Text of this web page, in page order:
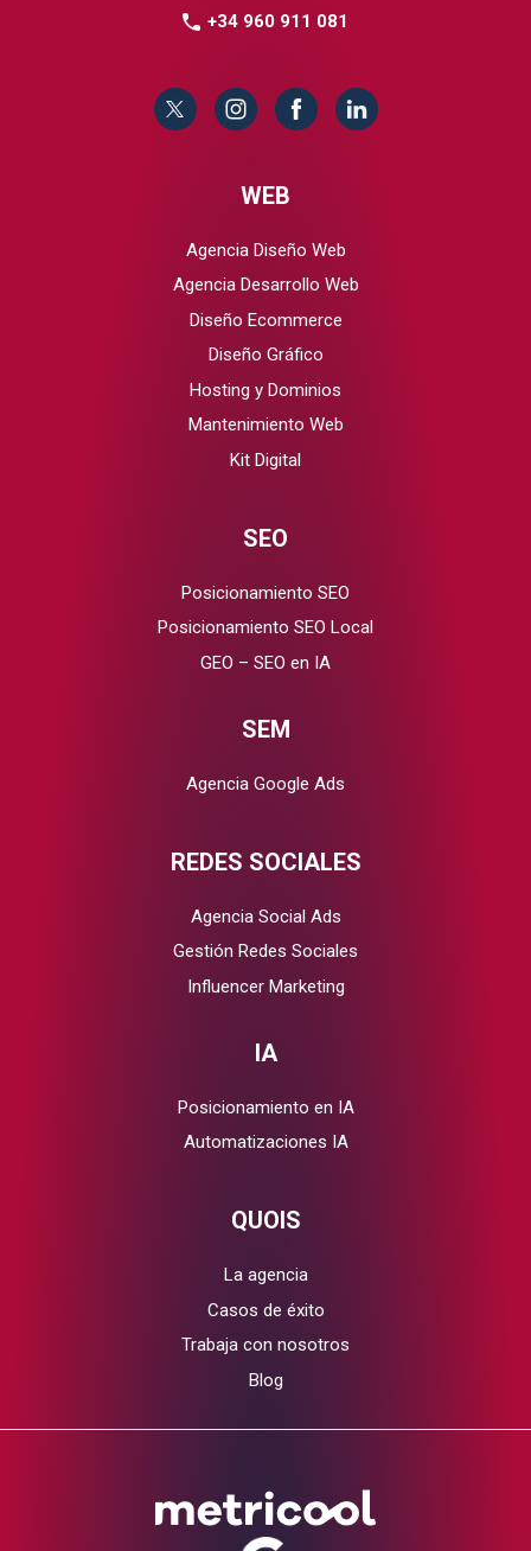
+34 960 911 081
WEB
Agencia Diseño Web
Agencia Desarrollo Web
Diseño Ecommerce
Diseño Gráfico
Hosting y Dominios
Mantenimiento Web
Kit Digital
SEO
Posicionamiento SEO
Posicionamiento SEO Local
GEO – SEO en IA
SEM
Agencia Google Ads
REDES SOCIALES
Agencia Social Ads
Gestión Redes Sociales
Influencer Marketing
IA
Posicionamiento en IA
Automatizaciones IA
QUOIS
La agencia
Casos de éxito
Trabaja con nosotros
Blog